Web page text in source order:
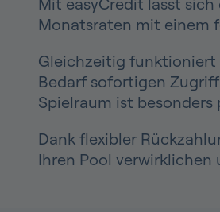
Monatsraten mit einem
Gleichzeitig funktioniert
Bedarf sofortigen
Spielraum ist
Dank flexibler
Ihren Pool